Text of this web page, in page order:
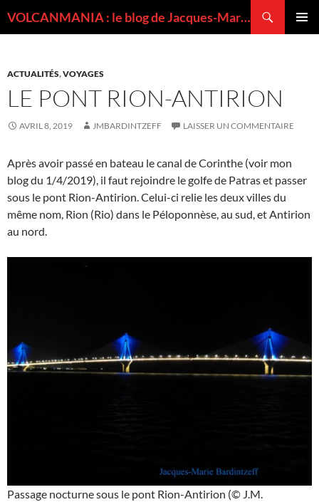
VOLCANMANIA : le blog de Jacques-Marie BARDINTZEFF, volcanologue
ACTUALITÉS,VOYAGES
LE PONT RION-ANTIRION
AVRIL 8, 2019 JMBARDINTZEFF LAISSER UN COMMENTAIRE
Après avoir passé en bateau le canal de Corinthe (voir mon
blog du 1/4/2019), il faut rejoindre le golfe de Patras et passer
sous le pont Rion-Antirion. Celui-ci relie les deux villes du
même nom, Rion (Rio) dans le Péloponnèse, au sud, et Antirion
au nord.
Passage nocturne sous le pont Rion-Antirion (© J.M.